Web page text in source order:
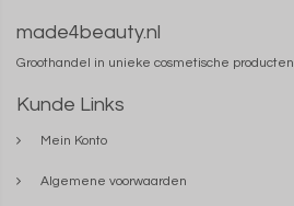
made4beauty.nl
Groothandel in unieke cosmetische producten
Kunde Links
Mein Konto
Algemene voorwaarden